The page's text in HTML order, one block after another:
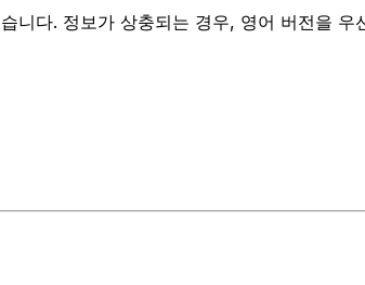
니다. 정보가 상충되는 경우, 영어 버전을 우